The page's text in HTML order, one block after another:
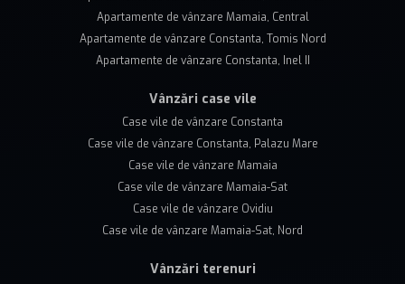
Apartamente de vânzare Mamaia, Central
Apartamente de vânzare Constanta, Tomis Nord
Apartamente de vânzare Constanta, Inel II
Vânzări case vile
Case vile de vânzare Constanta
Case vile de vânzare Constanta, Palazu Mare
Case vile de vânzare Mamaia
Case vile de vânzare Mamaia-Sat
Case vile de vânzare Ovidiu
Case vile de vânzare Mamaia-Sat, Nord
Vânzări terenuri